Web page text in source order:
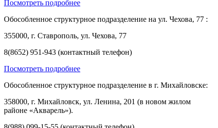
Посмотреть подробнее
Обособленное структурное подразделение на ул. Чехова, 77 :
355000, г. Ставрополь, ул. Чехова, 77
8(8652) 951-943 (контактный телефон)
Посмотреть подробнее
Обособленное структурное подразделение в г. Михайловске:
358000, г. Михайловск, ул. Ленина, 201 (в новом жилом
районе «Акварель»).